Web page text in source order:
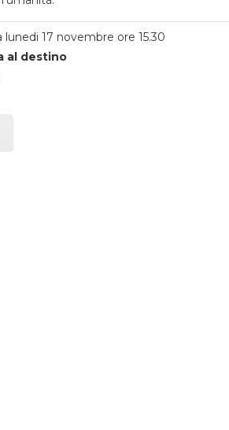
17 novembre ore 15.30
al destino